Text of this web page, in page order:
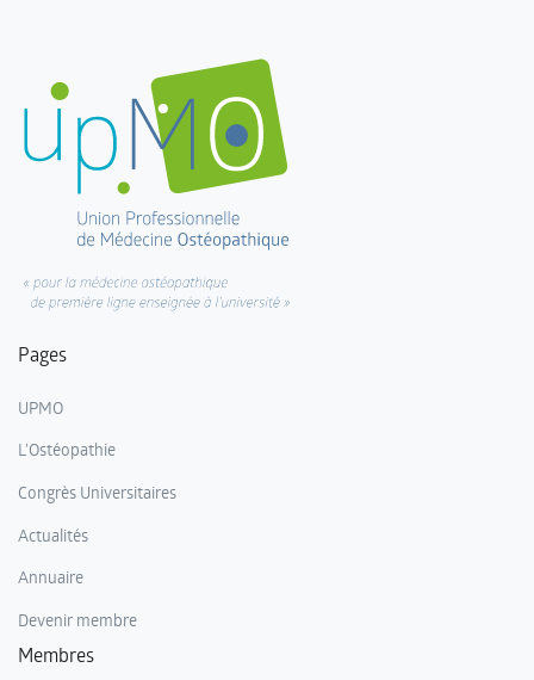
Pages
UPMO
L'Ostéopathie
Congrès Universitaires
Actualités
Annuaire
Devenir membre
Membres